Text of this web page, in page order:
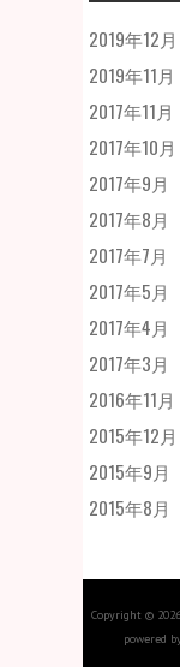
2019年12月
2019年11月
2017年11月
2017年10月
2017年9月
2017年8月
2017年7月
2017年5月
2017年4月
2017年3月
2016年11月
2015年12月
2015年9月
2015年8月
Copyright ©
powered